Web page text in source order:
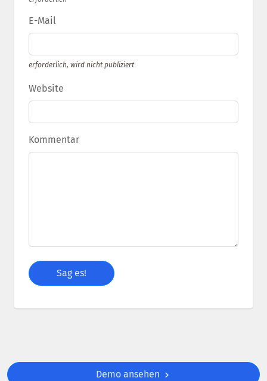
E-Mail
erforderlich, wird nicht publiziert
Website
Kommentar
Demo ansehen